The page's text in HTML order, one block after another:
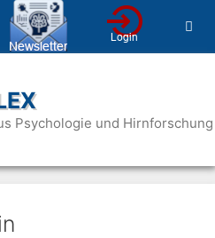
Psychologie und Hirnforschung